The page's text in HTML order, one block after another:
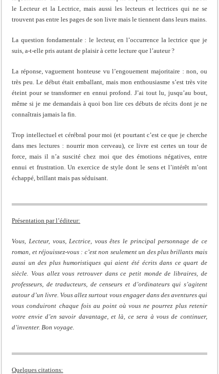
le Lecteur et la Lectrice, mais aussi les lecteurs et lectrices qui ne se
trouvent pas entre les pages de son livre mais le tiennent dans leurs mains.
La question fondamentale : le lecteur, en l’occurrence la lectrice que je
suis, a-t-elle pris autant de plaisir à cette lecture que l’auteur ?
La réponse, vaguement honteuse vu l’engouement majoritaire : non, ou
très peu. Le début était emballant, mais mon enthousiasme s’est très vite
éteint pour se transformer en ennui profond. J’ai tout lu, jusqu’au bout,
même si je me demandais à quoi bon lire ces débuts de récits dont je ne
connaîtrais jamais la fin.
Trop intellectuel et cérébral pour moi (et pourtant c’est ce que je cherche
dans mes lectures : nourrir mon cerveau), ce livre est certes un tour de
force, mais il n’a suscité chez moi que des émotions négatives, entre
ennui et frustration. Un exercice de style dont le sens et l’intérêt m’ont
échappé, brillant mais pas séduisant.
Présentation par l’éditeur:
Vous, Lecteur, vous, Lectrice, vous êtes le principal personnage de ce
roman, et réjouissez-vous : c’est non seulement un des plus brillants mais
aussi un des plus humoristiques qui aient été écrits dans ce quart de
siècle. Vous allez vous retrouver dans ce petit monde de libraires, de
professeurs, de traducteurs, de censeurs et d’ordinateurs qui s’agitent
autour d’un livre. Vous allez surtout vous engager dans des aventures qui
vous conduiront chaque fois au point où vous ne pourrez plus retenir
votre envie d’en savoir davantage, et là, ce sera à vous de continuer,
d’inventer. Bon voyage.
Quelques citations: